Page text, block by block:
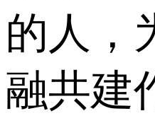
的人，
融共建